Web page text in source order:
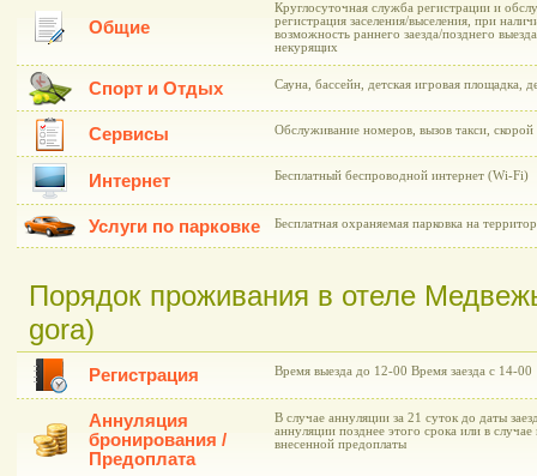
Общие
Круглосуточная служба регистрации и
регистрация заселения/выселения, при
возможность раннего заезда/позднего
некурящих
Спорт и Отдых Сауна, бассейн, детская игровая площадка,
Сервисы Обслуживание номеров, вызов такси,
Интернет Бесплатный беспроводной интернет (Wi-Fi)
Услуги по парковке Бесплатная охраняемая парковка на
Порядок проживания в отеле
gora)
Регистрация Время выезда до 12-00 Время заезда с 14-00
Аннуляция
бронирования /
Предоплата
В случае аннуляции за 21 суток до даты
аннуляции позднее этого срока или в случае
внесенной предоплаты